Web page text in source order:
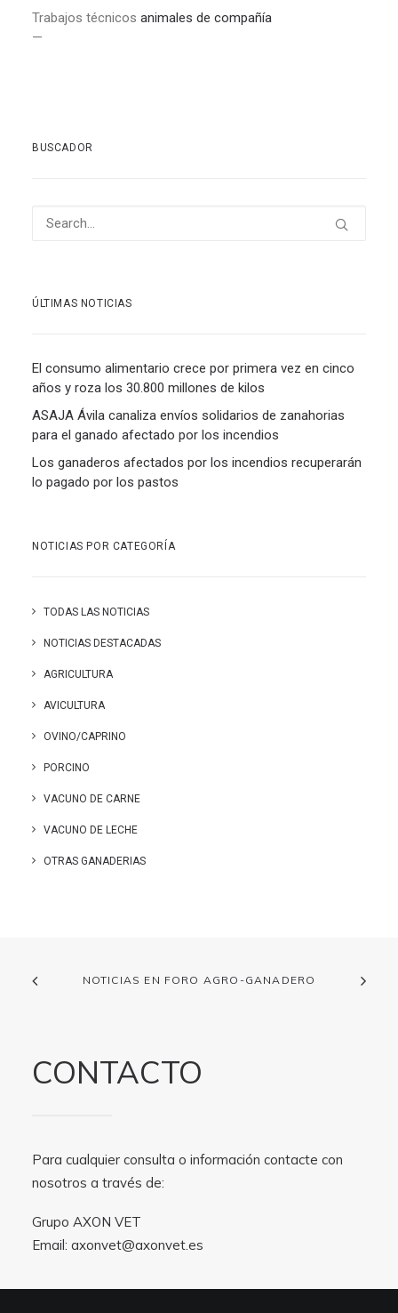
Trabajos técnicos animales de compañía
—
BUSCADOR
ÚLTIMAS NOTICIAS
El consumo alimentario crece por primera vez en cinco
años y roza los 30.800 millones de kilos
ASAJA Ávila canaliza envíos solidarios de zanahorias
para el ganado afectado por los incendios
Los ganaderos afectados por los incendios recuperarán
lo pagado por los pastos
NOTICIAS POR CATEGORÍA
TODAS LAS NOTICIAS
NOTICIAS DESTACADAS
AGRICULTURA
AVICULTURA
OVINO/CAPRINO
PORCINO
VACUNO DE CARNE
VACUNO DE LECHE
OTRAS GANADERIAS
NOTICIAS EN FORO AGRO-GANADERO
CONTACTO
Para cualquier consulta o información contacte con
nosotros a través de:
Grupo AXON VET
Email: axonvet@axonvet.es